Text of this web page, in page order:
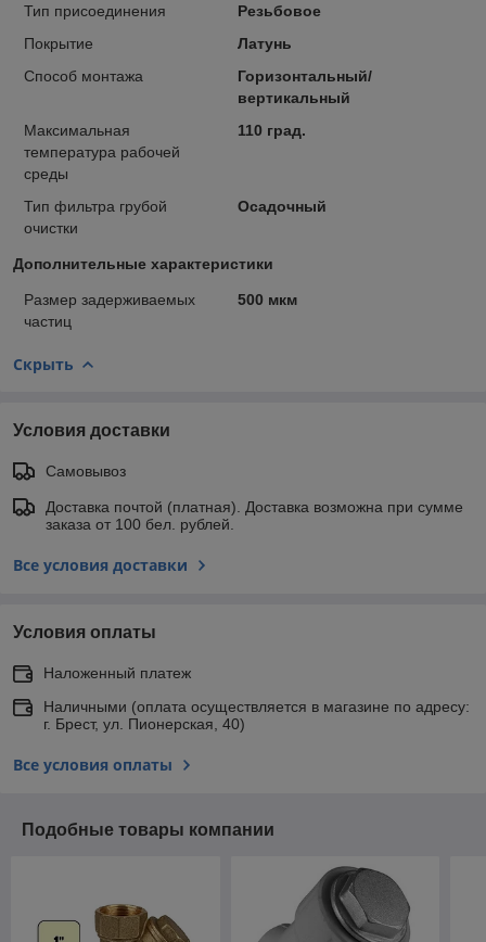
Тип присоединения
Резьбовое
Покрытие
Латунь
Способ монтажа
Горизонтальный/
вертикальный
Максимальная
температура рабочей
среды
110 град.
Тип фильтра грубой
очистки
Осадочный
Дополнительные характеристики
Размер задерживаемых
частиц
500 мкм
Скрыть
Условия доставки
Самовывоз
Доставка почтой (платная). Доставка возможна при сумме
заказа от 100 бел. рублей.
Все условия доставки
Условия оплаты
Наложенный платеж
Наличными (оплата осуществляется в магазине по адресу:
г. Брест, ул. Пионерская, 40)
Все условия оплаты
Подобные товары компании